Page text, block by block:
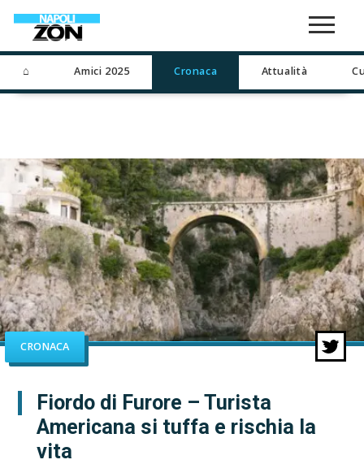
⌂ Amici 2025 Cronaca Attualità
CRONACA
Fiordo di Furore – Turista
Americana si tuffa e rischia la
vita